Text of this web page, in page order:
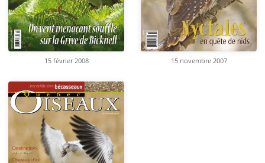
15 février 2008 15 novembre 2007